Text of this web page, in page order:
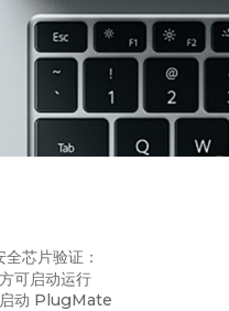
芯片验证：
可启动运行
启动 PlugMate